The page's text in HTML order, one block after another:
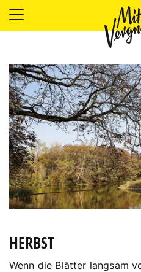
HERBST
Wenn die Blätter langsam